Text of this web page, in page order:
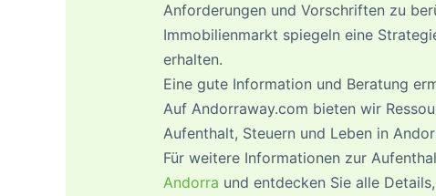
Anforderungen und Vorschriften zu
Immobilienmarkt spiegeln eine
erhalten.
Eine gute Information und Beratung
Auf Andorraway.com bieten wir
Aufenthalt, Steuern und Leben in
Für weitere Informationen zur
Andorra und entdecken Sie alle